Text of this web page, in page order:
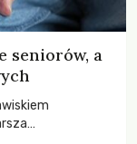
seniorów, a